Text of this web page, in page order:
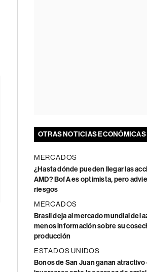
OTRAS NOTICIAS ECONÓMICAS
MERCADOS
¿Hasta dónde pueden llegar las
AMD? BofA es optimista, pero
riesgos
MERCADOS
Brasil deja al mercado mundial del
menos información sobre su
producción
ESTADOS UNIDOS
Bonos de San Juan ganan